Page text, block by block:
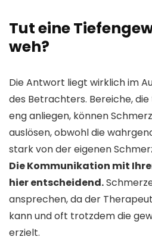
Tut eine
weh?
Die Antwort liegt wirklich im
des Betrachters. Bereiche,
eng anliegen, können
auslösen, obwohl die
stark von der eigenen
Die Kommunikation mit
hier entscheidend.
ansprechen, da der
kann und oft trotzdem die
erzielt.